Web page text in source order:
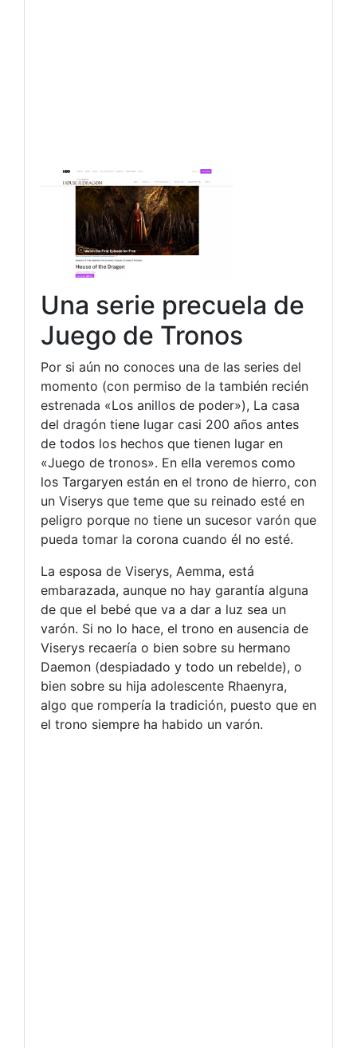
Una serie precuela de
Juego de Tronos
Por si aún no conoces una de las series del
momento (con permiso de la también recién
estrenada «Los anillos de poder»), La casa
del dragón tiene lugar casi 200 años antes
de todos los hechos que tienen lugar en
«Juego de tronos». En ella veremos como
los Targaryen están en el trono de hierro, con
un Viserys que teme que su reinado esté en
peligro porque no tiene un sucesor varón que
pueda tomar la corona cuando él no esté.
La esposa de Viserys, Aemma, está
embarazada, aunque no hay garantía alguna
de que el bebé que va a dar a luz sea un
varón. Si no lo hace, el trono en ausencia de
Viserys recaería o bien sobre su hermano
Daemon (despiadado y todo un rebelde), o
bien sobre su hija adolescente Rhaenyra,
algo que rompería la tradición, puesto que en
el trono siempre ha habido un varón.